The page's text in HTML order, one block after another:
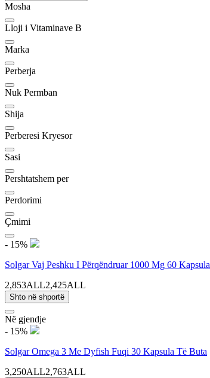
Mosha
Lloji i Vitaminave B
Marka
Perberja
Nuk Permban
Shija
Perberesi Kryesor
Sasi
Pershtatshem per
Perdorimi
Çmimi
- 15%
Solgar Vaj Peshku I Përqëndruar 1000 Mg 60 Kapsula
2,853ALL2,425ALL
Shto në shportë
Në gjendje
- 15%
Solgar Omega 3 Me Dyfish Fuqi 30 Kapsula Të Buta
3,250ALL2,763ALL